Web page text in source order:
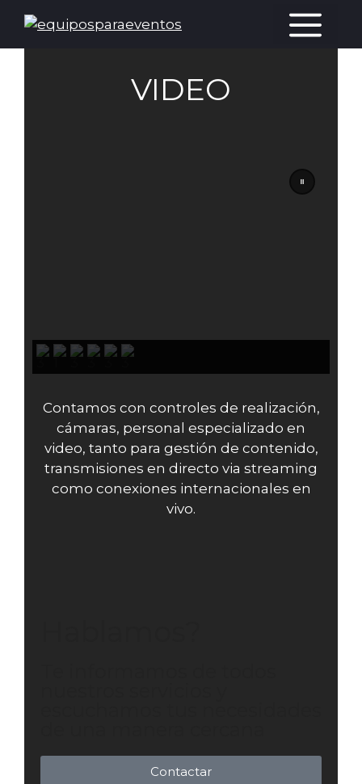
VIDEO
Contamos con controles de realización,
cámaras, personal especializado en
video, tanto para gestión de contenido,
transmisiones en directo via streaming
como conexiones internacionales en
vivo.
Contactar